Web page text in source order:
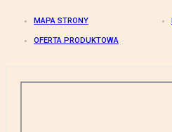
MAPA STRONY
OFERTA PRODUKTOWA